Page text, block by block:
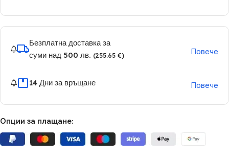
Безплатна доставка за
суми над 500 лв. (255.65 €) Повече
14 Дни за връщане Повече
Опции за плащане: